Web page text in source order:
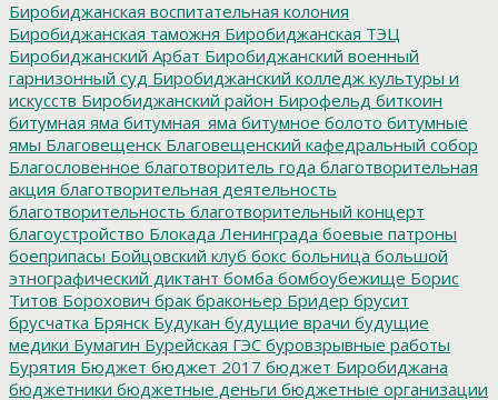
Биробиджанская воспитательная колония
Биробиджанская таможня Биробиджанская ТЭЦ
Биробиджанский Арбат Биробиджанский военный
гарнизонный суд Биробиджанский колледж культуры и
искусств Биробиджанский район Бирофельд биткоин
битумная яма битумная_яма битумное болото битумные
ямы Благовещенск Благовещенский кафедральный собор
Благословенное благотворитель года благотворительная
акция благотворительная деятельность
благотворительность благотворительный концерт
благоустройство Блокада Ленинграда боевые патроны
боеприпасы Бойцовский клуб бокс больница большой
этнографический диктант бомба бомбоубежище Борис
Титов Борохович брак браконьер Бридер брусит
брусчатка Брянск Будукан будущие врачи будущие
медики Бумагин Бурейская ГЭС буровзрывные работы
Бурятия Бюджет бюджет 2017 бюджет Биробиджана
бюджетники бюджетные деньги бюджетные организации